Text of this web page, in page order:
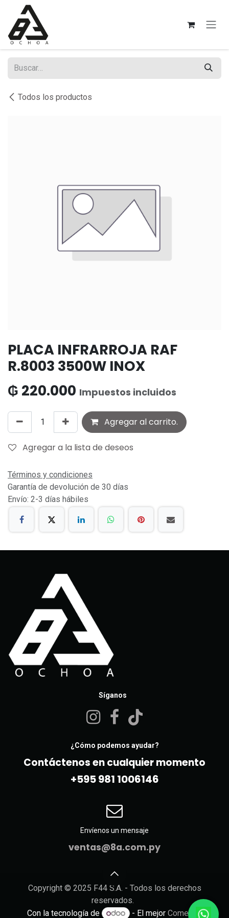
Ir al contenido
Todos los productos
PLACA INFRARROJA RAF
R.8003 3500W INOX
₲ 220.000 Impuestos incluidos
Agregar al carrito.
Agregar a la lista de deseos
Términos y condiciones
Garantía de devolución de 30 días
Envío: 2-3 días hábiles
Síganos
¿Cómo podemos ayudar?
Contáctenos en cualquier momento
+595 981 10061​46
Envíenos un mensaje
ventas@8a.com.py
Copyright © 2025 F44 S.A. - Todos los derechos
reservados.
Con la tecnología de
- El mejor Comercio